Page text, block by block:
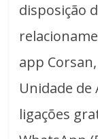
disposição
app
Unidade
ligações